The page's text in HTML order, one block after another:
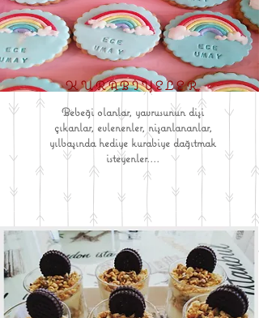
KURABİYELER
Bebeği olanlar, yavrusunun dişi
çıkanlar, evlenenler, nişanlananlar,
yılbaşında hediye kurabiye dağıtmak
isteyenler....